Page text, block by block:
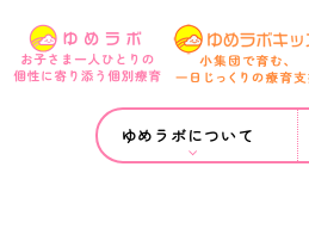
ゆめラボについて